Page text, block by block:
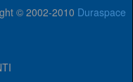
© 2002-2010 Duraspace